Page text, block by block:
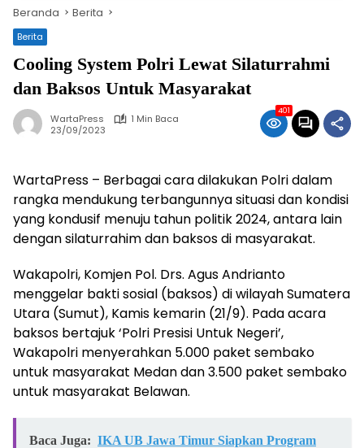
Beranda Berita
Berita
Cooling System Polri Lewat Silaturrahmi
dan Baksos Untuk Masyarakat
WartaPress
1 Min Baca
23/09/2023
401
WartaPress – Berbagai cara dilakukan Polri dalam
rangka mendukung terbangunnya situasi dan kondisi
yang kondusif menuju tahun politik 2024, antara lain
dengan silaturrahim dan baksos di masyarakat.
Wakapolri, Komjen Pol. Drs. Agus Andrianto
menggelar bakti sosial (baksos) di wilayah Sumatera
Utara (Sumut), Kamis kemarin (21/9). Pada acara
baksos bertajuk ‘Polri Presisi Untuk Negeri’,
Wakapolri menyerahkan 5.000 paket sembako
untuk masyarakat Medan dan 3.500 paket sembako
untuk masyarakat Belawan.
Baca Juga: IKA UB Jawa Timur Siapkan Program